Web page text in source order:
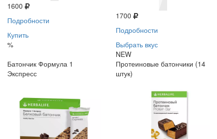
1600
Подробности
Купить
%
1700
Подробности
Выбрать вкус
NEW
Батончик Формула 1
Экспресс
Протеиновые батончики (14
штук)